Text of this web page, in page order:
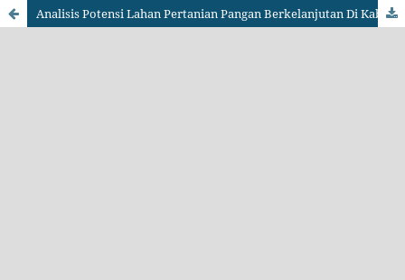
Analisis Potensi Lahan Pertanian Pangan Berkelanjutan Di Kabupaten Lamongan Tahun 2018